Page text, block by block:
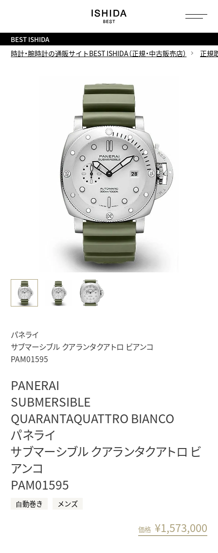
BEST ISHIDA
時計・腕時計の通販サイトBEST ISHIDA（正規・中古販売店）
正規
パネライ
サブマーシブル クアランタクアトロ ビアンコ
PAM01595
PANERAI
SUBMERSIBLE
QUARANTAQUATTRO BIANCO
パネライ
サブマーシブル クアランタクアトロ ビ
アンコ
PAM01595
⾃動巻き メンズ
価格 ¥1,573,000
へ